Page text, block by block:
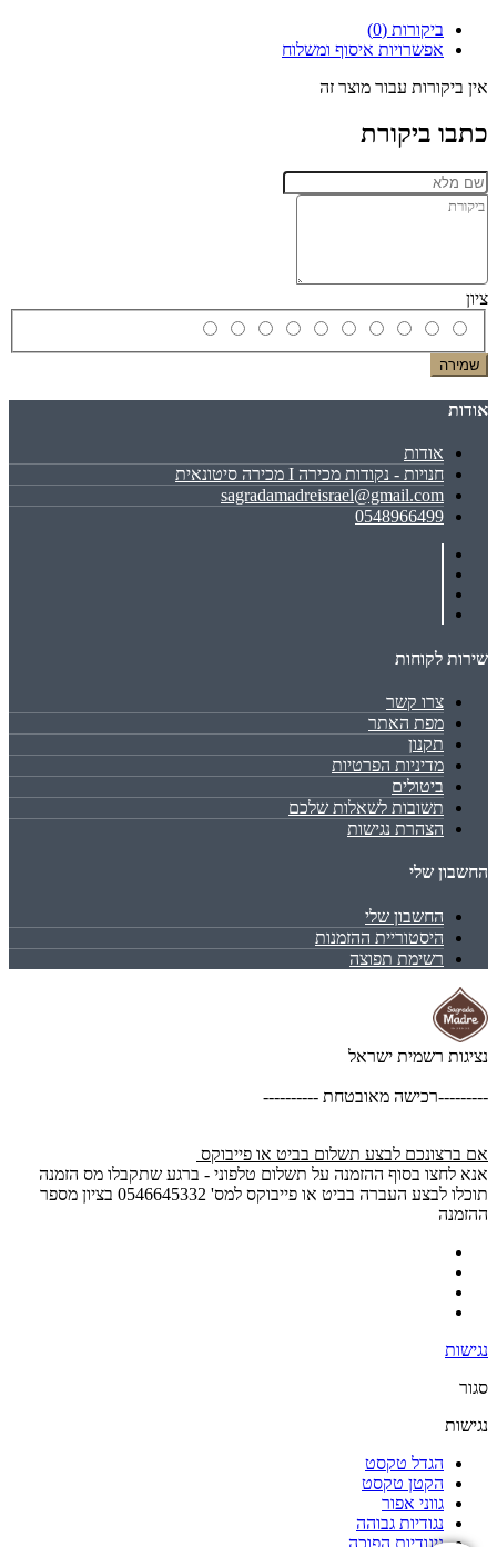
ביקורות (0)
אפשרויות איסוף ומשלוח
אין ביקורות עבור מוצר זה
כתבו ביקורת
ציון
שמירה
אודות
אודות
חנויות - נקודות מכירה I מכירה סיטונאית
sagradamadreisrael@gmail.com
0548966499
שירות לקוחות
צרו קשר
מפת האתר
תקנון
מדיניות הפרטיות
ביטולים
תשובות לשאלות שלכם
הצהרת נגישות
החשבון שלי
החשבון שלי
היסטוריית ההזמנות
רשימת תפוצה
נציגות רשמית ישראל
---------רכישה מאובטחת ----------
אם ברצונכם לבצע תשלום בביט או פייבוקס
אנא לחצו בסוף ההזמנה על תשלום טלפוני - ברגע שתקבלו מס הזמנה
תוכלו לבצע העברה בביט או פייבוקס למס' 0546645332 בציון מספר
ההזמנה
נגישות
סגור
נגישות
הגדל טקסט
הקטן טקסט
גווני אפור
נגודיות גבוהה
ניגודיות הפוכה